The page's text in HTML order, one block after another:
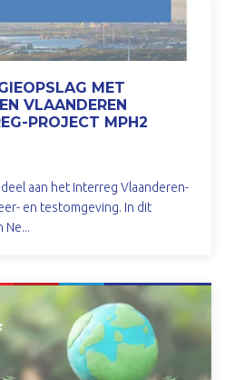
MET
VLAANDEREN
PROJECT MPH2
aan het Interreg Vlaanderen-
en testomgeving. In dit
Ne...